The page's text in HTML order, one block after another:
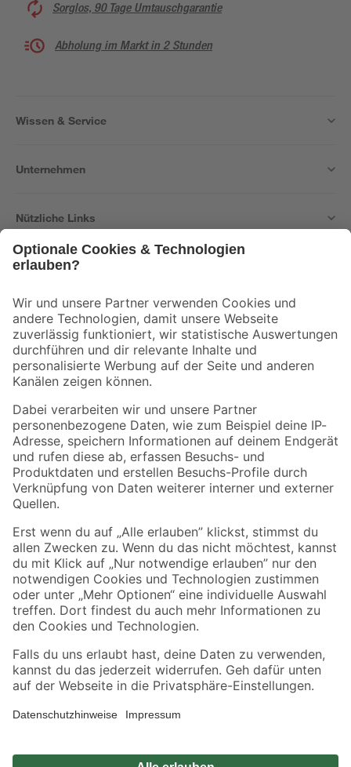
Sorglos, 90 Tage Umtauschgarantie
Abholung im Markt in 2 Stunden
Wissen & Service
Unternehmen
Nützliche Links
Der toom Newsletter: Keine Angebote und Aktionen mehr verpassen!
Zur Newsletter Anmeldung
Folge uns
Zahlungsarten Versandarten
Sicher einkaufen
Jetzt die toom-App herunterladen
Alle Preisangaben in EUR inkl. gesetzl. MwSt.. Die dargestellten Angebote sind unter
Umständen nicht in allen Märkten verfügbar. Die angegebenen Verfügbarkeiten beziehen
Produkte nur solange der Vorrat reicht.
*Paketversand ab 59 € versandkostenfrei, gilt nicht für Artikel mit Speditionsversand, hier
Privatsphäre Impressum